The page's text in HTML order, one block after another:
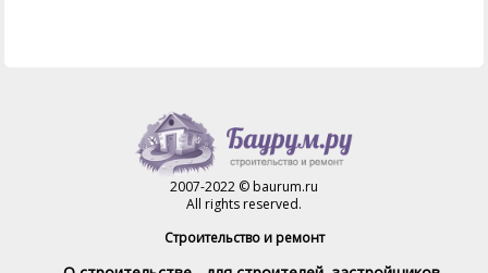
2007-2022 © baurum.ru
All rights reserved.
Строительство и ремонт